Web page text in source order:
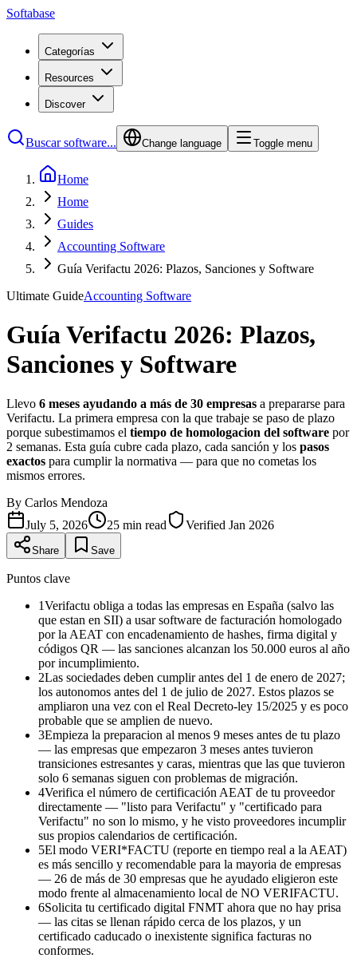
Softabase
Categorías
Resources
Discover
Buscar software... Change language Toggle menu
Home
Home
Guides
Accounting Software
Guía Verifactu 2026: Plazos, Sanciones y Software
Ultimate GuideAccounting Software
Guía Verifactu 2026: Plazos,
Sanciones y Software
Llevo 6 meses ayudando a más de 30 empresas a prepararse para
Verifactu. La primera empresa con la que trabaje se paso de plazo
porque subestimamos el tiempo de homologacion del software por
2 semanas. Esta guía cubre cada plazo, cada sanción y los pasos
exactos para cumplir la normativa — para que no cometas los
mismos errores.
By Carlos Mendoza
July 5, 2026
25 min read Verified Jan 2026
Share Save
Puntos clave
1Verifactu obliga a todas las empresas en España (salvo las
que estan en SII) a usar software de facturación homologado
por la AEAT con encadenamiento de hashes, firma digital y
códigos QR — las sanciones alcanzan los 50.000 euros al año
por incumplimiento.
2Las sociedades deben cumplir antes del 1 de enero de 2027;
los autonomos antes del 1 de julio de 2027. Estos plazos se
ampliaron una vez con el Real Decreto-ley 15/2025 y es poco
probable que se amplien de nuevo.
3Empieza la preparacion al menos 9 meses antes de tu plazo
— las empresas que empezaron 3 meses antes tuvieron
transiciones estresantes y caras, mientras que las que tuvieron
solo 6 semanas siguen con problemas de migración.
4Verifica el número de certificación AEAT de tu proveedor
directamente — "listo para Verifactu" y "certificado para
Verifactu" no son lo mismo, y he visto proveedores incumplir
sus propios calendarios de certificación.
5El modo VERI*FACTU (reporte en tiempo real a la AEAT)
es más sencillo y recomendable para la mayoria de empresas
— 26 de más de 30 empresas que he ayudado eligieron este
modo frente al almacenamiento local de NO VERIFACTU.
6Solicita tu certificado digital FNMT ahora que no hay prisa
— las citas se llenan rápido cerca de los plazos, y un
certificado caducado o inexistente significa facturas no
conformes.